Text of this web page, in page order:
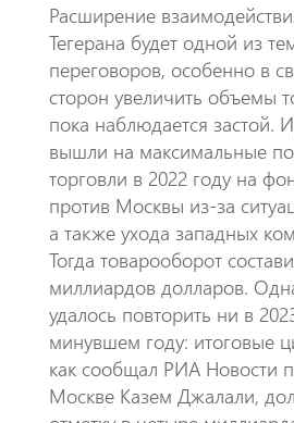
Расширение
Тегерана будет одной из
переговоров, особенно в
сторон увеличить объемы
пока наблюдается застой.
вышли на максимальные
торговли в 2022 году на
против Москвы из-за
а также ухода западных
Тогда товарооборот
миллиардов долларов.
удалось повторить ни в
минувшем году: итоговые
как сообщал РИА Новости
Москве Казем Джалали,